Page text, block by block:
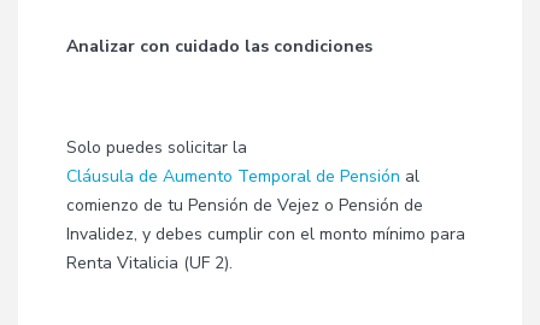
Analizar con cuidado las condiciones
Solo puedes solicitar la
Cláusula de Aumento Temporal de Pensión al
comienzo de tu Pensión de Vejez o Pensión de
Invalidez, y debes cumplir con el monto mínimo para
Renta Vitalicia (UF 2).